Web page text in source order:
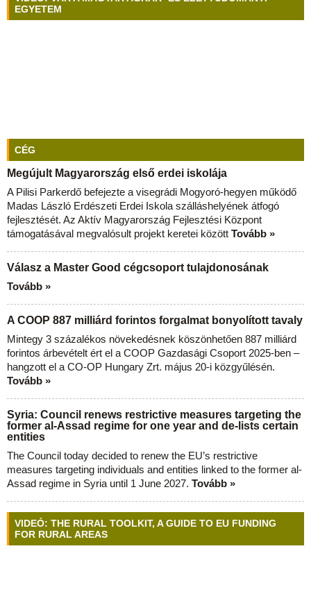
EGYETEM
CÉG
Megújult Magyarország első erdei iskolája
A Pilisi Parkerdő befejezte a visegrádi Mogyoró-hegyen működő
Madas László Erdészeti Erdei Iskola szálláshelyének átfogó
fejlesztését. Az Aktív Magyarország Fejlesztési Központ
támogatásával megvalósult projekt keretei között Tovább »
Válasz a Master Good cégcsoport tulajdonosának
Tovább »
A COOP 887 milliárd forintos forgalmat bonyolított tavaly
Mintegy 3 százalékos növekedésnek köszönhetően 887 milliárd
forintos árbevételt ért el a COOP Gazdasági Csoport 2025-ben –
hangzott el a CO-OP Hungary Zrt. május 20-i közgyűlésén.
Tovább »
Syria: Council renews restrictive measures targeting the
former al-Assad regime for one year and de-lists certain
entities
The Council today decided to renew the EU’s restrictive
measures targeting individuals and entities linked to the former al-
Assad regime in Syria until 1 June 2027. Tovább »
VIDEÓ: THE RURAL TOOLKIT, A GUIDE TO EU FUNDING
FOR RURAL AREAS